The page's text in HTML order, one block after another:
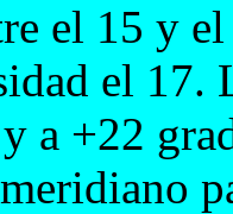
el 15 y
el 17.
a +22